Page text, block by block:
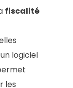
fiscalité
logiciel
les